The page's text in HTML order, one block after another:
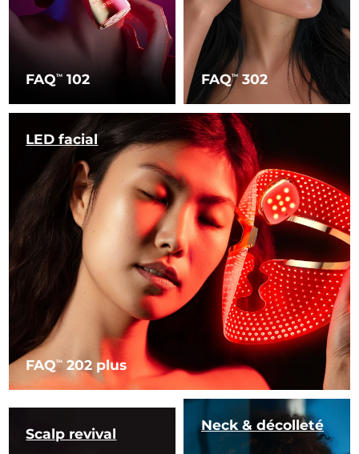
FAQTM 102 FAQTM302
FAQTM 202 plus
LED facial
Scalp revival
Neck & décolleté